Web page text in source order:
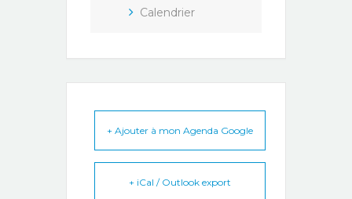
Calendrier
+ Ajouter à mon Agenda Google
+ iCal / Outlook export